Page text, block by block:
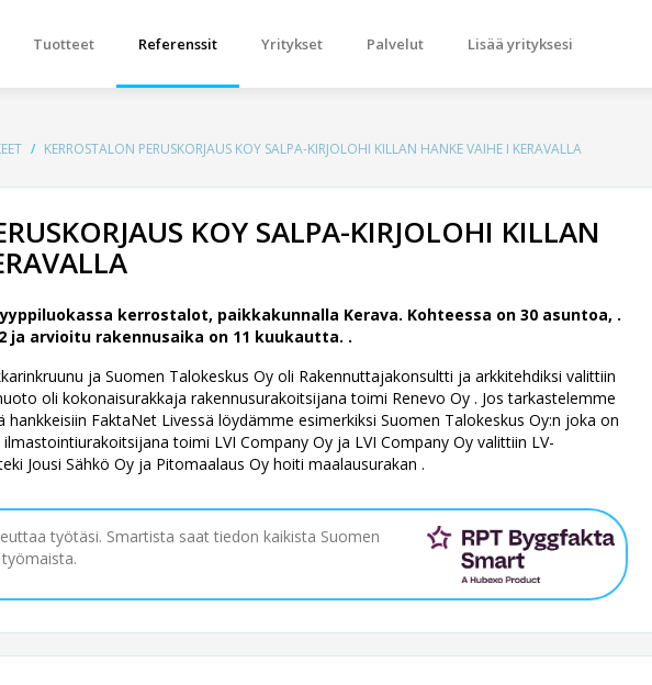
Tuotteet Referenssit Yritykset Palvelut Lisää yrityksesi
KERROSTALON PERUSKORJAUS KOY SALPA-KIRJOLOHI KILLAN HANKE VAIHE I KERAVALLA
KOY SALPA-KIRJOLOHI KILLAN
kerrostalot, paikkakunnalla Kerava. Kohteessa on 30 asuntoa, .
ja arvioitu rakennusaika on 11 kuukautta. .
ja Suomen Talokeskus Oy oli Rakennuttajakonsultti ja arkkitehdiksi valittiin
oli kokonaisurakkaja rakennusurakoitsijana toimi Renevo Oy . Jos tarkastelemme
FaktaNet Livessä löydämme esimerkiksi Suomen Talokeskus Oy:n joka on
toimi LVI Company Oy ja LVI Company Oy valittiin LV-
Jousi Sähkö Oy ja Pitomaalaus Oy hoiti maalausurakan .
työtäsi. Smartista saat tiedon kaikista Suomen